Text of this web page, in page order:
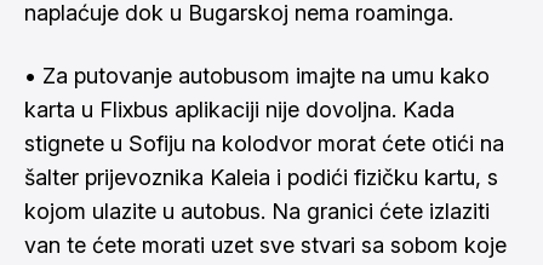
naplaćuje dok u Bugarskoj nema roaminga.
• Za putovanje autobusom imajte na umu kako
karta u Flixbus aplikaciji nije dovoljna. Kada
stignete u Sofiju na kolodvor morat ćete otići na
šalter prijevoznika Kaleia i podići fizičku kartu, s
kojom ulazite u autobus. Na granici ćete izlaziti
van te ćete morati uzet sve stvari sa sobom koje